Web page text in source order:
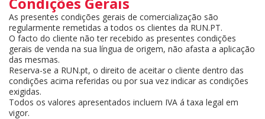
As presentes condições gerais de comercialização são
regularmente remetidas a todos os clientes da RUN.PT.
O facto do cliente não ter recebido as presentes condições
gerais de venda na sua língua de origem, não afasta a aplicação
das mesmas.
Reserva-se a RUN.pt, o direito de aceitar o cliente dentro das
condições acima referidas ou por sua vez indicar as condições
exigidas.
Todos os valores apresentados incluem IVA á taxa legal em
vigor.